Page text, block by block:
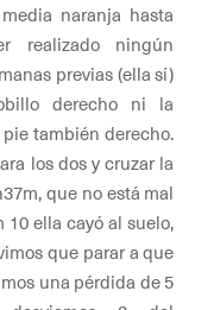
naranja hasta
realizado ningún
previas (ella sí)
derecho ni la
también derecho.
los dos y cruzar la
que no está mal
ella cayó al suelo,
que parar a que
una pérdida de 5